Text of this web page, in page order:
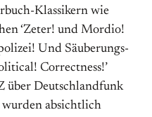
Klassikern wie
‘Zeter! und Mordio!
Und Säu­berungs­
Correct­ness!’
über Deutsch­land­funk
wurden ab­sicht­lich